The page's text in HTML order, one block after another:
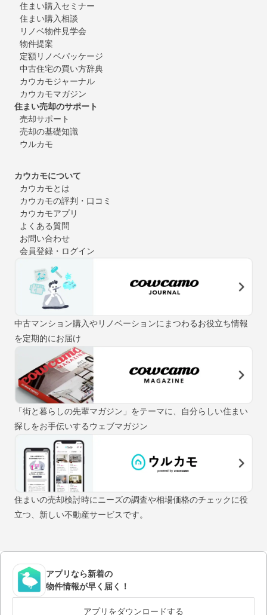
住まい購入セミナー
住まい購入相談
リノベ物件見学会
物件提案
定額リノベパッケージ
中古住宅の買い方辞典
カウカモジャーナル
カウカモマガジン
住まい売却のサポート
売却サポート
売却の基礎知識
ウルカモ
カウカモについて
カウカモとは
カウカモの評判・口コミ
カウカモアプリ
よくある質問
お問い合わせ
会員登録・ログイン
中古マンション購入やリノベーションにまつわるお役立ち情報
を定期的にお届け
「街と暮らしの先輩マガジン」をテーマに、自分らしい住まい
探しをお手伝いするウェブマガジン
住まいの売却検討時にニーズの調査や相場価格のチェックに役
立つ、新しい不動産サービスです。
アプリなら新着の
物件情報が早く届く！
アプリをダウンロードする